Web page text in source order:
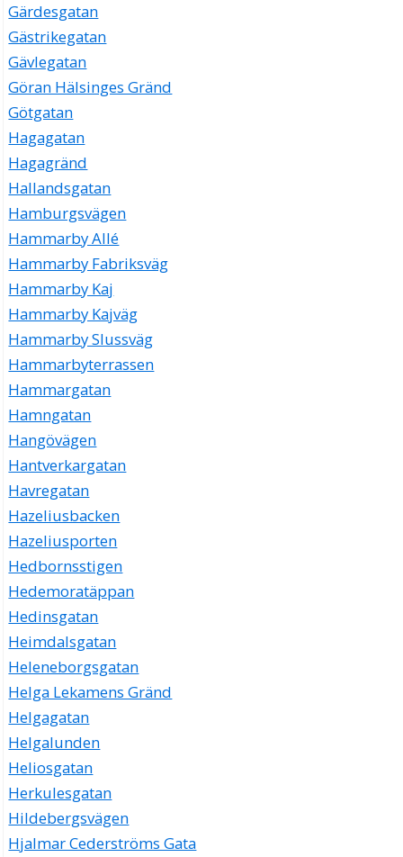
Gärdesgatan
Gästrikegatan
Gävlegatan
Göran Hälsinges Gränd
Götgatan
Hagagatan
Hagagränd
Hallandsgatan
Hamburgsvägen
Hammarby Allé
Hammarby Fabriksväg
Hammarby Kaj
Hammarby Kajväg
Hammarby Slussväg
Hammarbyterrassen
Hammargatan
Hamngatan
Hangövägen
Hantverkargatan
Havregatan
Hazeliusbacken
Hazeliusporten
Hedbornsstigen
Hedemoratäppan
Hedinsgatan
Heimdalsgatan
Heleneborgsgatan
Helga Lekamens Gränd
Helgagatan
Helgalunden
Heliosgatan
Herkulesgatan
Hildebergsvägen
Hjalmar Cederströms Gata